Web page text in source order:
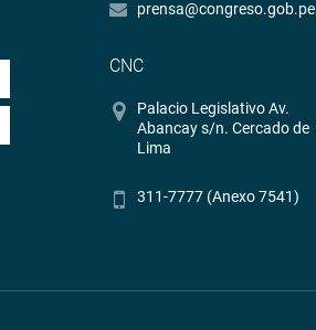
prensa@congreso.gob.pe
CNC
Palacio Legislativo Av.
Abancay s/n. Cercado de
Lima
311-7777 (Anexo 7541)